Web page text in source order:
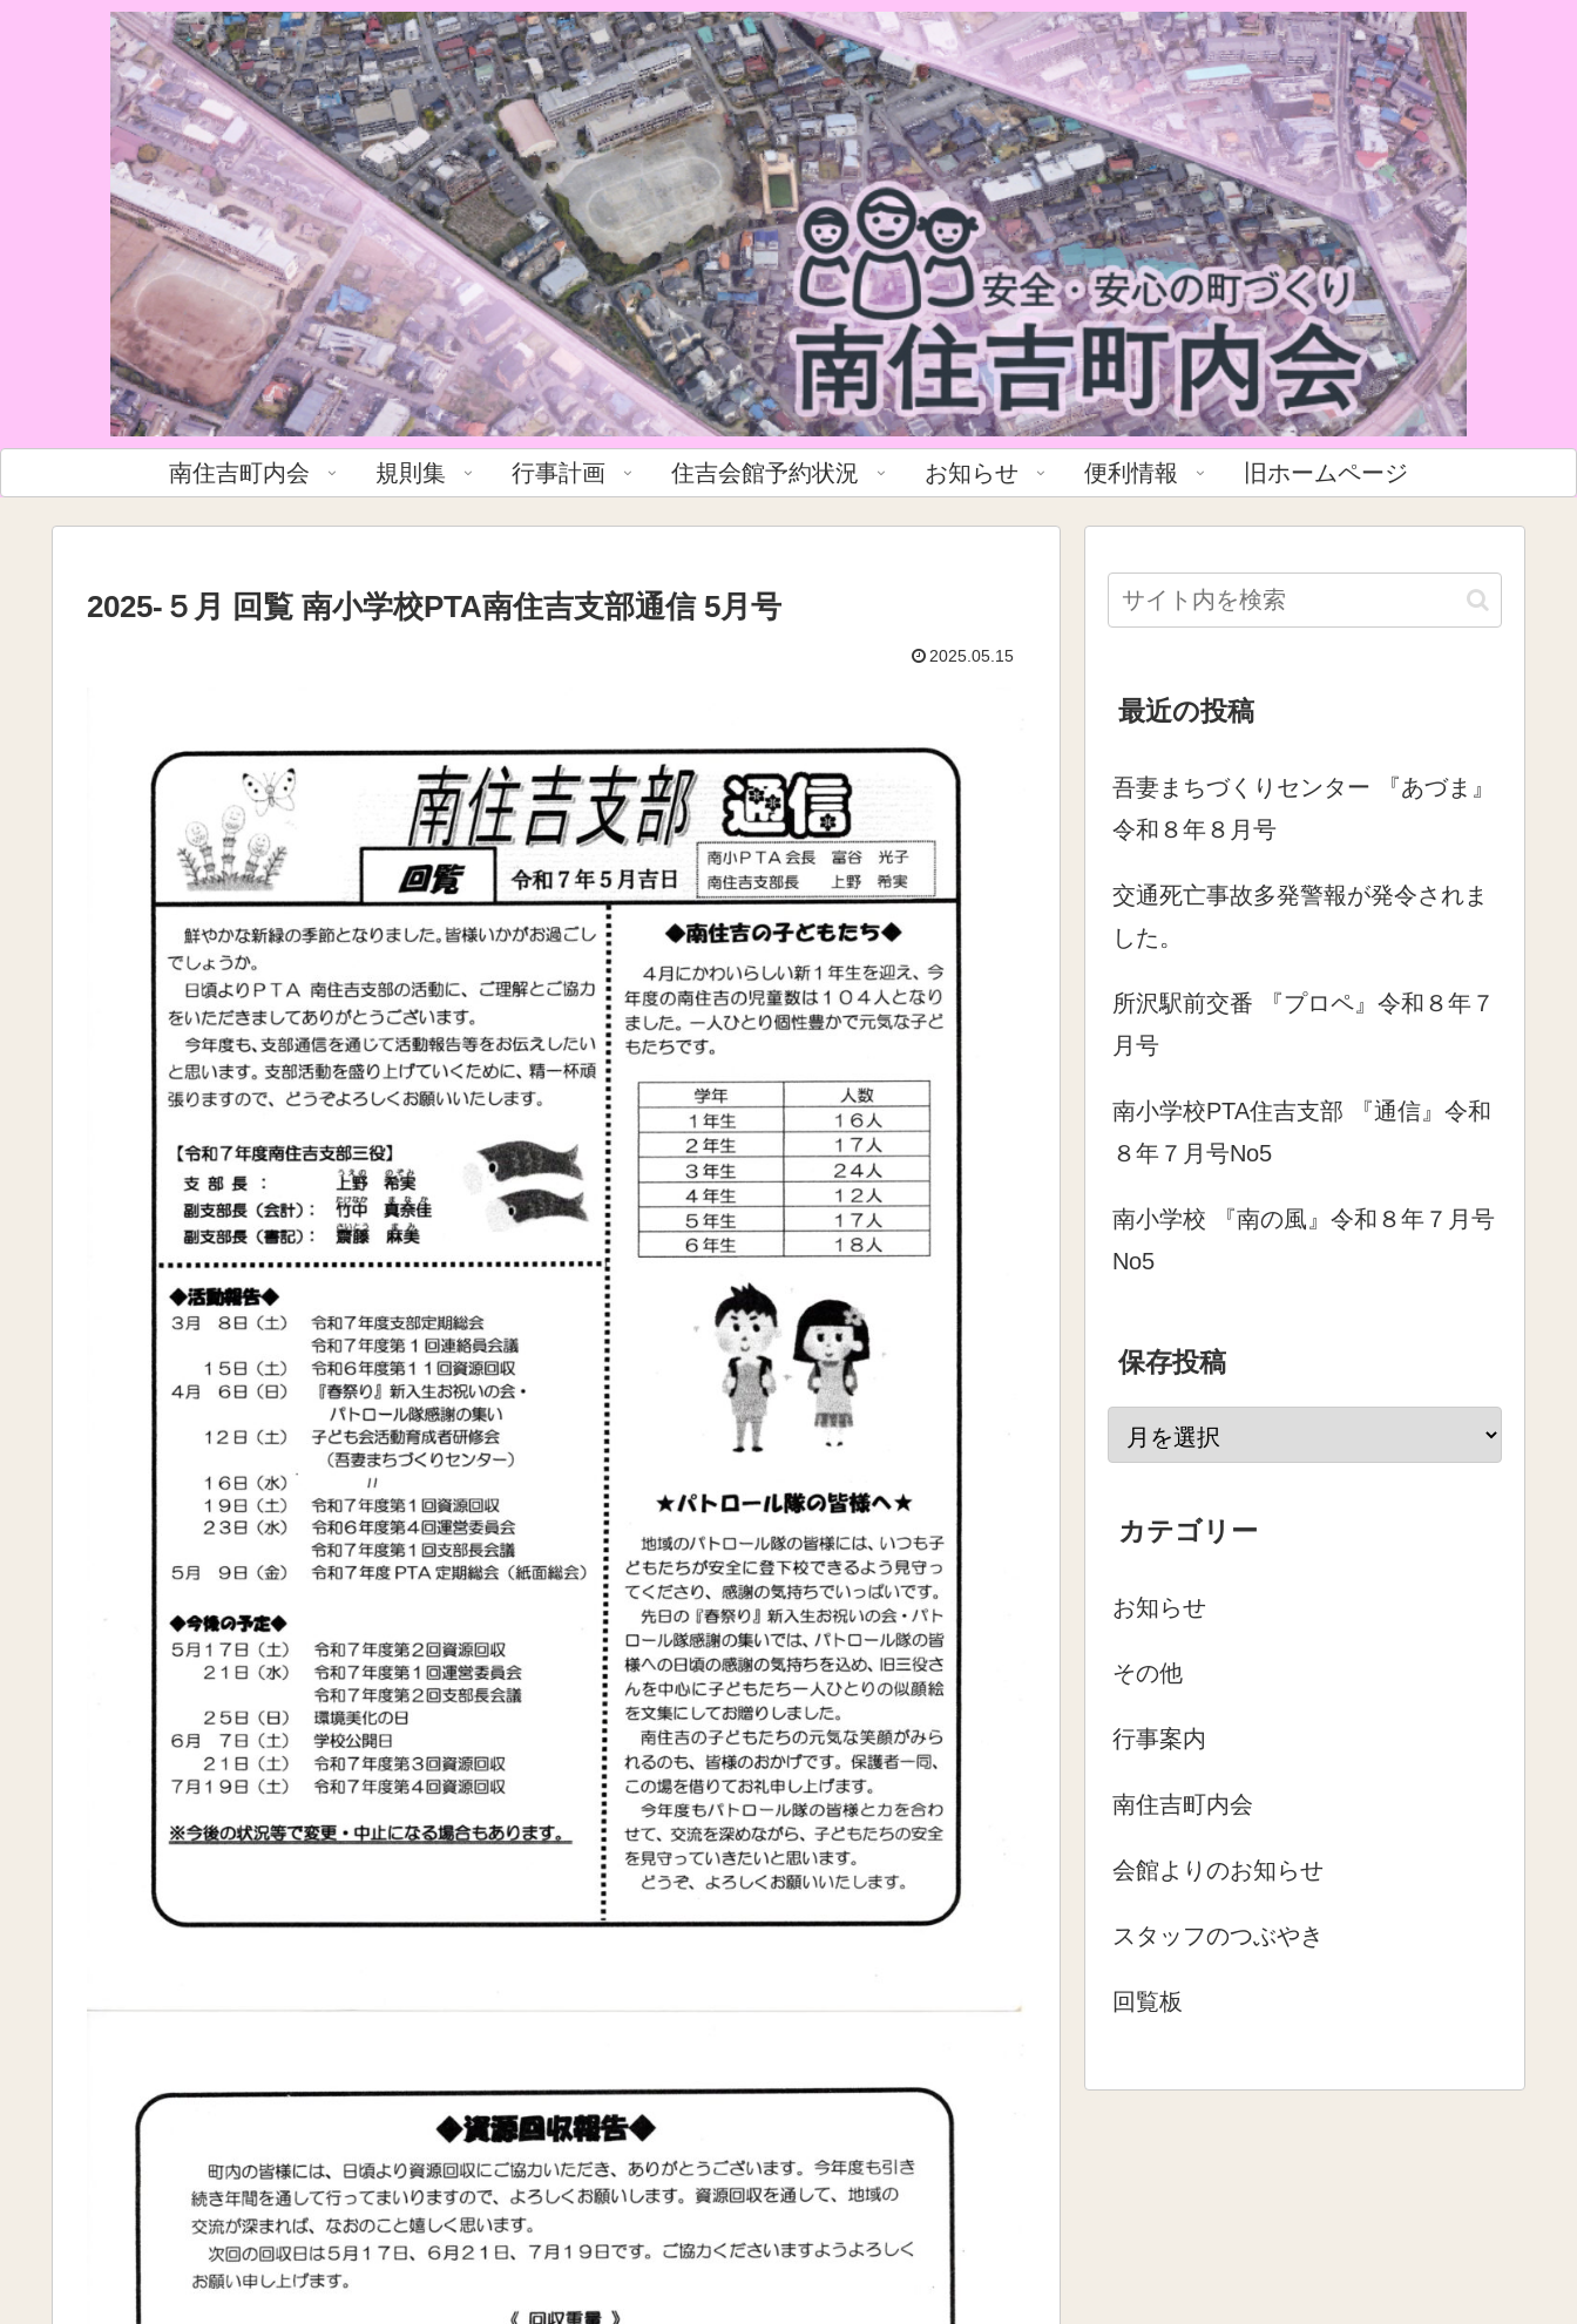
南住吉町内会 規則集 行事計画 住吉会館予約状況 お知らせ 便利情報 旧ホームページ
2025-５月 回覧 南小学校PTA南住吉支部通信 5月号
2025.05.15
最近の投稿
吾妻まちづくりセンター 『あづま』
令和８年８月号
交通死亡事故多発警報が発令されま
した。
所沢駅前交番 『プロペ』令和８年７
月号
南小学校PTA住吉支部 『通信』令和
８年７月号No5
南小学校 『南の風』令和８年７月号
No5
保存投稿
カテゴリー
お知らせ
その他
行事案内
南住吉町内会
会館よりのお知らせ
スタッフのつぶやき
回覧板